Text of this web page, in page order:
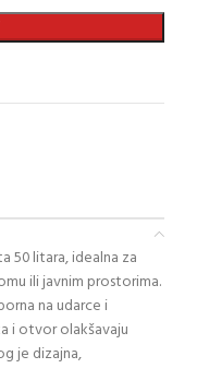
50 litara, idealna za
ili javnim prostorima.
na udarce i
i otvor olakšavaju
je dizajna,